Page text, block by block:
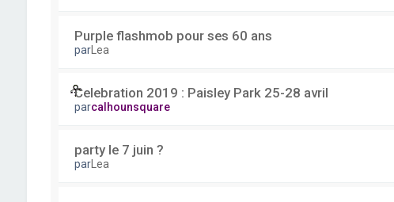
Purple flashmob pour ses 60 ans
parLea
Celebration 2019 : Paisley Park 25-28 avril
parcalhounsquare
party le 7 juin ?
parLea